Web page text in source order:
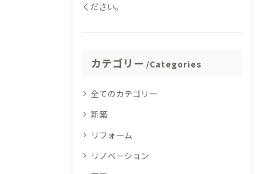
ください。
カテゴリー Categories
全てのカテゴリー
新築
リフォーム
リノベーション